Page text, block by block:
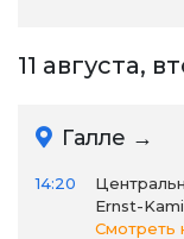
11 августа,
Галле →
14:20
Ernst-
Смотреть